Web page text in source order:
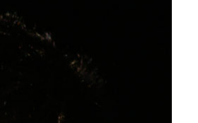
Disclosure Day : le retour en grâce
de Steven Spielberg